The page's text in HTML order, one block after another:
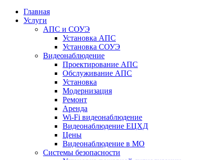
Главная
Услуги
АПС и СОУЭ
Установка АПС
Установка СОУЭ
Видеонаблюдение
Проектирование АПС
Обслуживание АПС
Установка
Модернизация
Ремонт
Аренда
Wi-Fi видеонаблюдение
Видеонаблюдение ЕЦХД
Цены
Видеонаблюдение в МО
Системы безопасности